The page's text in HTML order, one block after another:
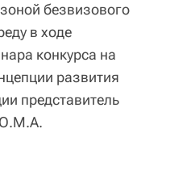
безвизового
в ходе
конкурса на
развития
представитель
О.М.А.